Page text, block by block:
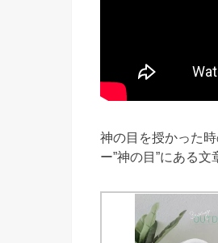
神の目を授かった
ー”神の目”にある文